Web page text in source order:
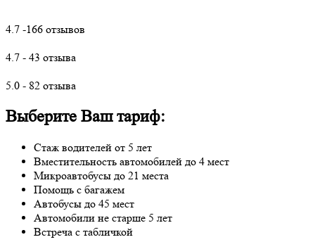
4.7 -166 отзывов
4.7 - 43 отзыва
5.0 - 82 отзыва
Выберите Ваш тариф:
Стаж водителей от 5 лет
Вместительность автомобилей до 4 мест
Микроавтобусы до 21 места
Помощь с багажем
Автобусы до 45 мест
Автомобили не старше 5 лет
Встреча с табличкой